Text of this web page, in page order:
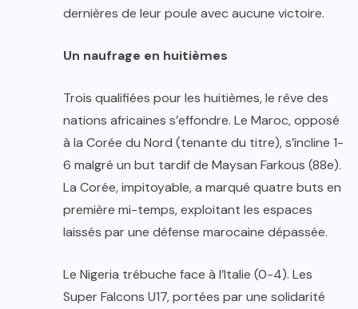
dernières de leur poule avec aucune victoire.
Un naufrage en huitièmes
Trois qualifiées pour les huitièmes, le rêve des
nations africaines s’effondre. Le Maroc, opposé
à la Corée du Nord (tenante du titre), s’incline 1-
6 malgré un but tardif de Maysan Farkous (88e).
La Corée, impitoyable, a marqué quatre buts en
première mi-temps, exploitant les espaces
laissés par une défense marocaine dépassée.
Le Nigeria trébuche face à l’Italie (0-4). Les
Super Falcons U17, portées par une solidarité